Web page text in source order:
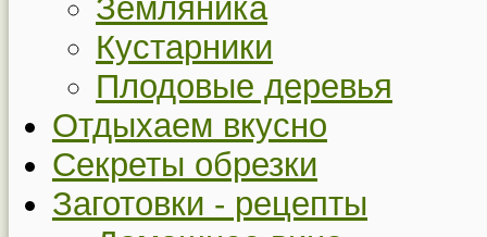
Земляника
Кустарники
Плодовые деревья
Отдыхаем вкусно
Секреты обрезки
Заготовки - рецепты